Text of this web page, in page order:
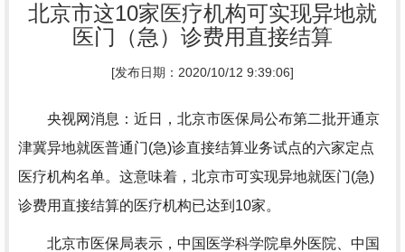
北京市这10家医疗机构可实现异地就
医门（急）诊费用直接结算
[发布日期：2020/10/12 9:39:06]
央视网消息：近日，北京市医保局公布第二批开通京
津冀异地就医普通门(急)诊直接结算业务试点的六家定点
医疗机构名单。这意味着，北京市可实现异地就医门(急)
诊费用直接结算的医疗机构已达到10家。
北京市医保局表示，中国医学科学院阜外医院、中国